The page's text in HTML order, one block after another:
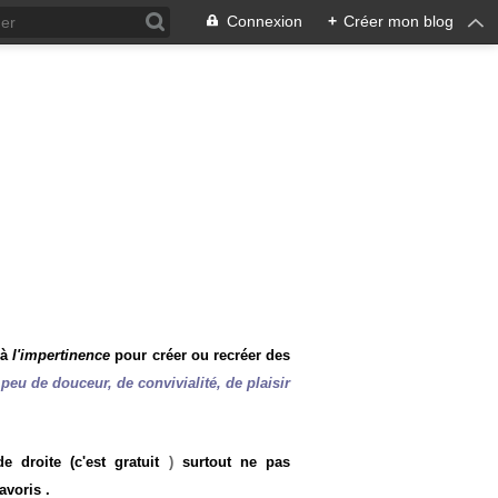
Connexion + Créer mon blog
l'impertinence pour créer ou recréer des
de douceur, de convivialité, de plaisir
droite (c'est gratuit) surtout ne pas
.